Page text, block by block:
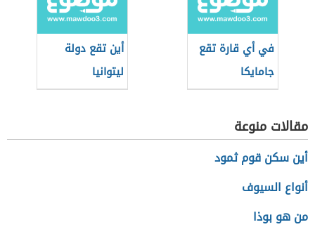
في أي قارة تقع
جامايكا
أين تقع دولة
ليتوانيا
مقالات منوعة
أين سكن قوم ثمود
أنواع السيوف
من هو بوذا